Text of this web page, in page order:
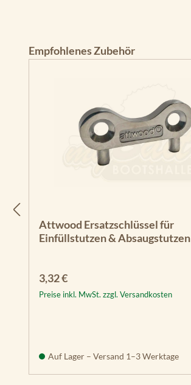
Produktgalerie überspringen
Empfohlenes Zubehör
Attwood Ersatzschlüssel für
Einfüllstutzen & Absaugstutzen
Regulärer Preis:
3,32 €
Preise inkl. MwSt. zzgl. Versandkosten
Auf Lager – Versand 1–3 Werktage